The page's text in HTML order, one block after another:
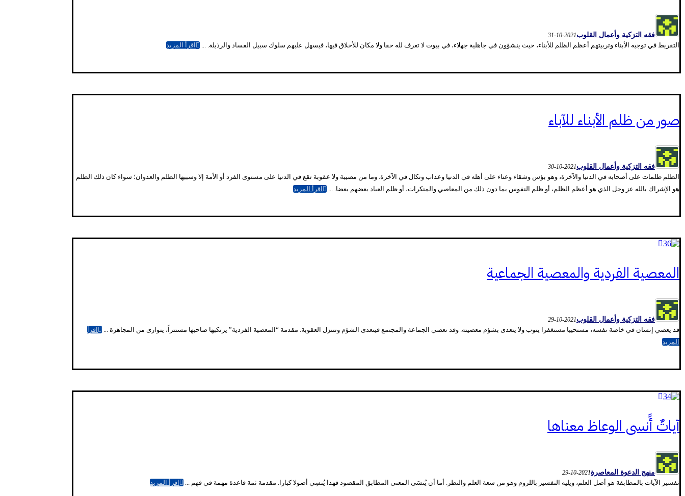
فقه التزكية وأعمال القلوب2021-10-31
التفريط في توجيه الأبناء وتربيتهم أعظم الظلم للأبناء، حيث ينشؤون في جاهلية جهلاء، في بيوت لا تعرف لله حقا ولا مكان للأخلاق فيها، فيسهل عليهم سلوك سبيل الفساد والرذيلة. ... اقرأ المزيد
صور من ظلم الأبناء للآباء
فقه التزكية وأعمال القلوب2021-10-30
الظلم ظلمات على أصحابه في الدنيا والآخرة، وهو بؤس وشقاء وعناء على أهله في الدنيا وعذاب ونكال في الآخرة. وما من مصيبة ولا عقوبة تقع في الدنيا على مستوى الفرد أو الأمة إلا وسببها الظلم والعدوان؛ سواء كان ذلك الظلم
هو الإشراك بالله عز وجل الذي هو أعظم الظلم، أو ظلم النفوس بما دون ذلك من المعاصي والمنكرات، أو ظلم العباد بعضهم بعضا. ...
اقرأ المزيد
المعصية الفردية والمعصية الجماعية
فقه التزكية وأعمال القلوب2021-10-29
قد يعصي إنسان في خاصة نفسه، مستحييا مستغفرا يتوب ولا يتعدى بشؤم معصيته. وقد تعصي الجماعة والمجتمع فيتعدى الشؤم وتتنزل العقوبة. مقدمة “المعصية الفردية” يرتكبها صاحبها مستتراً، يتوارى من المجاهرة ...
اقرأ
المزيد
آياتٌ أََنسى الوعاظ معناها
منهج الدعوة المعاصرة2021-10-29
تفسير الآيات بالمطابقة هو أصل العلم، ويليه التفسير باللزوم وهو من سعة العلم والنظر. أما أن يُنسَى المعنى المطابق المقصود فهذا يُنسِي أصولا كبارا. مقدمة ثمة قاعدة مهمة في فهم ... اقرأ المزيد